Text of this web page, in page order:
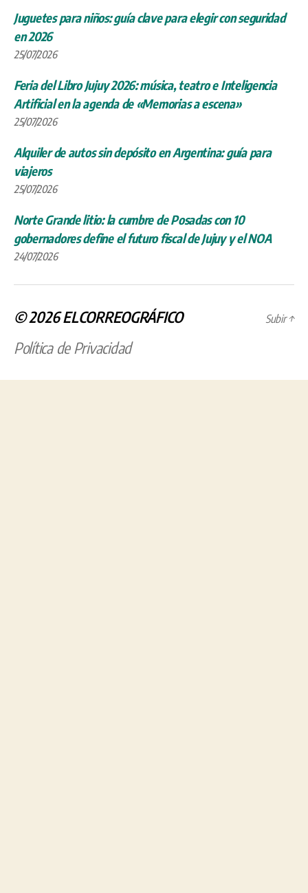
Juguetes para niños: guía clave para elegir con seguridad
en 2026
25/07/2026
Feria del Libro Jujuy 2026: música, teatro e Inteligencia
Artificial en la agenda de «Memorias a escena»
25/07/2026
Alquiler de autos sin depósito en Argentina: guía para
viajeros
25/07/2026
Norte Grande litio: la cumbre de Posadas con 10
gobernadores define el futuro fiscal de Jujuy y el NOA
24/07/2026
© 2026ELCORREOGRÁFICO
Política de Privacidad
Subir↑